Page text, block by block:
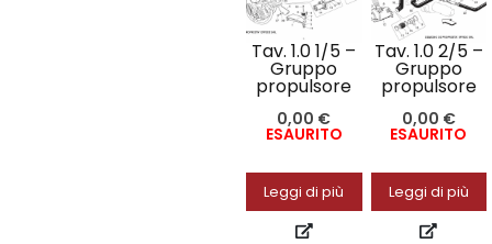
Tav. 1.0 1/5 –
Gruppo
propulsore
0,00 €
ESAURITO
Leggi di più
Tav. 1.0 2/5 –
Gruppo
propulsore
0,00 €
ESAURITO
Leggi di più